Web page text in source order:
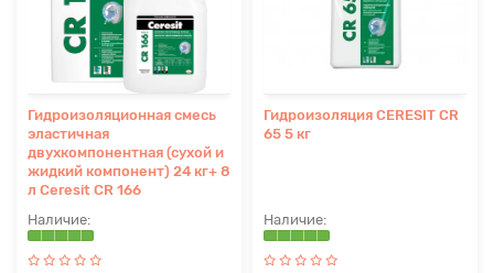
Гидроизоляционная смесь
эластичная
двухкомпонентная (сухой и
жидкий компонент) 24 кг+ 8
л Ceresit CR 166
Гидроизоляция CERESIT CR
65 5 кг